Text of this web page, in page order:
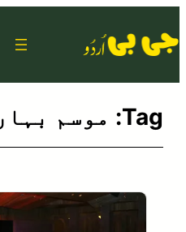
to
Tag: موسم بہار